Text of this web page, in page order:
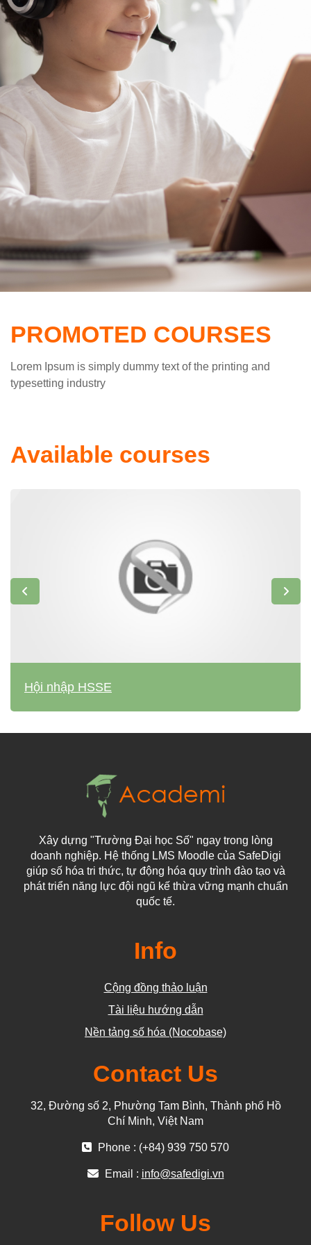
PROMOTED COURSES
Lorem Ipsum is simply dummy text of the printing and
typesetting industry
Available courses
Hội nhập HSSE
Xây dựng "Trường Đại học Số" ngay trong lòng
doanh nghiệp. Hệ thống LMS Moodle của SafeDigi
giúp số hóa tri thức, tự động hóa quy trình đào tạo và
phát triển năng lực đội ngũ kế thừa vững mạnh chuẩn
quốc tế.
Info
Cộng đồng thảo luận
Tài liệu hướng dẫn
Nền tảng số hóa (Nocobase)
Contact Us
32, Đường số 2, Phường Tam Bình, Thành phố Hồ
Chí Minh, Việt Nam
Phone : (+84) 939 750 570
Email : info@safedigi.vn
Follow Us